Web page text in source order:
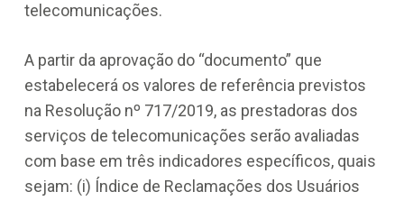
telecomunicações.
A partir da aprovação do “documento” que
estabelecerá os valores de referência previstos
na Resolução nº 717/2019, as prestadoras dos
serviços de telecomunicações serão avaliadas
com base em três indicadores específicos, quais
sejam: (i) Índice de Reclamações dos Usuários